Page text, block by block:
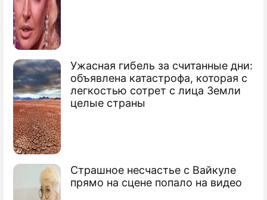
Ужасная гибель за считанные дни:
объявлена катастрофа, которая с
легкостью сотрет с лица Земли
целые страны
Страшное несчастье с Вайкуле
прямо на сцене попало на видео